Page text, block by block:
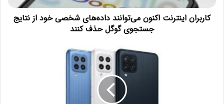
کاربران اینترنت اکنون می‌توانند داده‌های شخصی خود از نتایج
جستجوی گوگل حذف کنند